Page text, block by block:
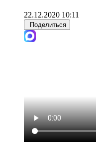
22.12.2020 10:11
Поделиться